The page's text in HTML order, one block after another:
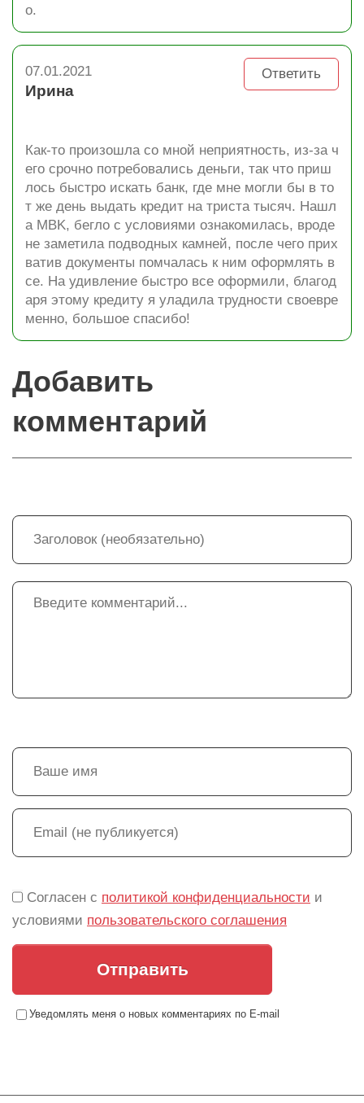
о.
Ответить
07.01.2021
Ирина
Как-то произошла со мной неприятность, из-за ч
его срочно потребовались деньги, так что приш
лось быстро искать банк, где мне могли бы в то
т же день выдать кредит на триста тысяч. Нашл
а MBK, бегло с условиями ознакомилась, вроде
не заметила подводных камней, после чего прих
ватив документы помчалась к ним оформлять в
се. На удивление быстро все оформили, благод
аря этому кредиту я уладила трудности своевре
менно, большое спасибо!
Добавить
комментарий
Согласен с политикой конфиденциальности и
условиями пользовательского соглашения
Отправить
Уведомлять меня о новых комментариях по E-mail